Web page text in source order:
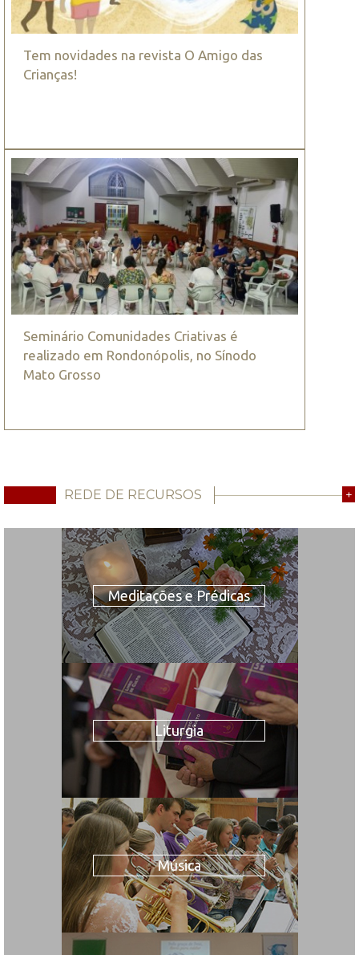
Tem novidades na revista O Amigo das
Crianças!
Seminário Comunidades Criativas é
realizado em Rondonópolis, no Sínodo
Mato Grosso
REDE DE RECURSOS +
Meditações e Prédicas
Liturgia
Música